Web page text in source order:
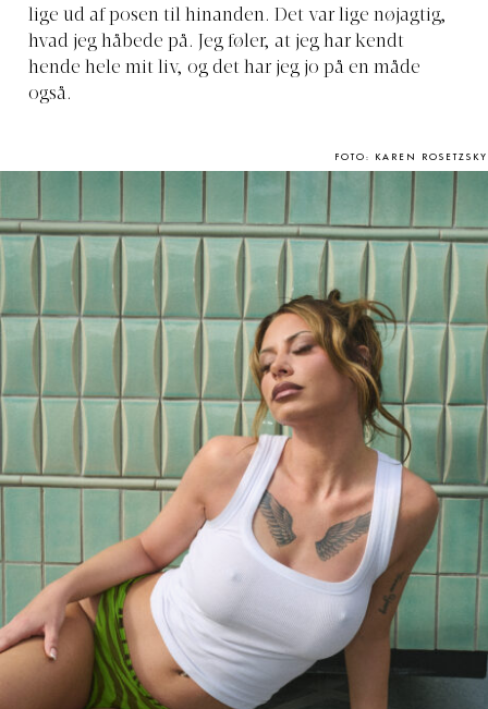
lige ud af posen til hinanden. Det var lige nøjagtig,
hvad jeg håbede på. Jeg føler, at jeg har kendt
hende hele mit liv, og det har jeg jo på en måde
også.
FOTO: KAREN ROSETZSKY